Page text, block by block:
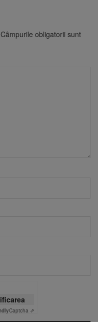
Câmpurile obligatorii sunt
Captcha ⇗